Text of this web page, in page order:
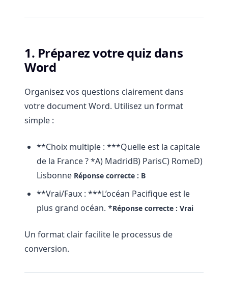
1. Préparez votre quiz dans
Word
Organisez vos questions clairement dans
votre document Word. Utilisez un format
simple :
**Choix multiple : ***Quelle est la capitale
de la France ? *A) MadridB) ParisC) RomeD)
Lisbonne Réponse correcte : B
**Vrai/Faux : ***L’océan Pacifique est le
plus grand océan. *Réponse correcte : Vrai
Un format clair facilite le processus de
conversion.